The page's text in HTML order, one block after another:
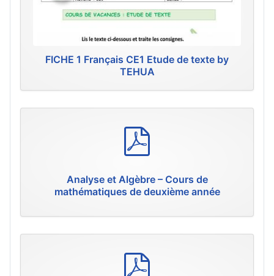
FICHE 1 Français CE1 Etude de texte by
TEHUA
Analyse et Algèbre – Cours de
mathématiques de deuxième année